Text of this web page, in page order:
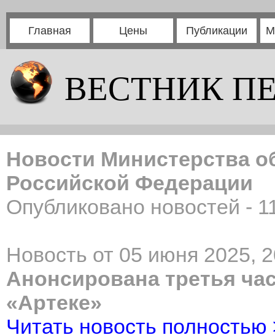
Главная Цены Публикации
ВЕСТНИК
Новости Министерства
Российской Федерации
Опубликовано новостей -
Новость от 05 июня 2025,
Анонсирована третья
«Артеке»
Читать новость полностью